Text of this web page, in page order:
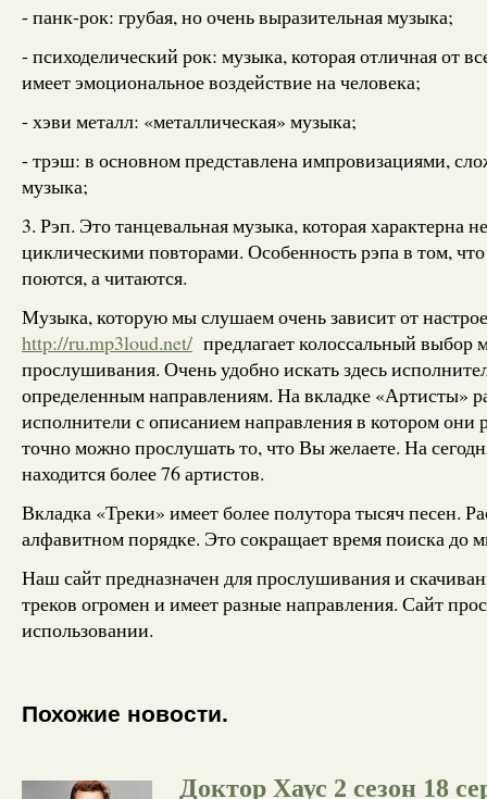
- панк-рок: грубая, но очень выразительная музыка;
- психоделический рок: музыка, которая отличная от
имеет эмоциональное воздействие на человека;
- хэви металл: «металлическая» музыка;
- трэш: в основном представлена импровизациями,
музыка;
3. Рэп. Это танцевальная музыка, которая характерна
циклическими повторами. Особенность рэпа в том, что
поются, а читаются.
Музыка, которую мы слушаем очень зависит от
http://ru.mp3loud.net/ предлагает колоссальный выбор
прослушивания. Очень удобно искать здесь
определенным направлениям. На вкладке «Артисты»
исполнители с описанием направления в котором они
точно можно прослушать то, что Вы желаете. На
находится более 76 артистов.
Вкладка «Треки» имеет более полутора тысяч песен.
алфавитном порядке. Это сокращает время поиска до
Наш сайт предназначен для прослушивания и
треков огромен и имеет разные направления. Сайт
использовании.
Похожие новости.
Доктор Хаус 2 сезон 18